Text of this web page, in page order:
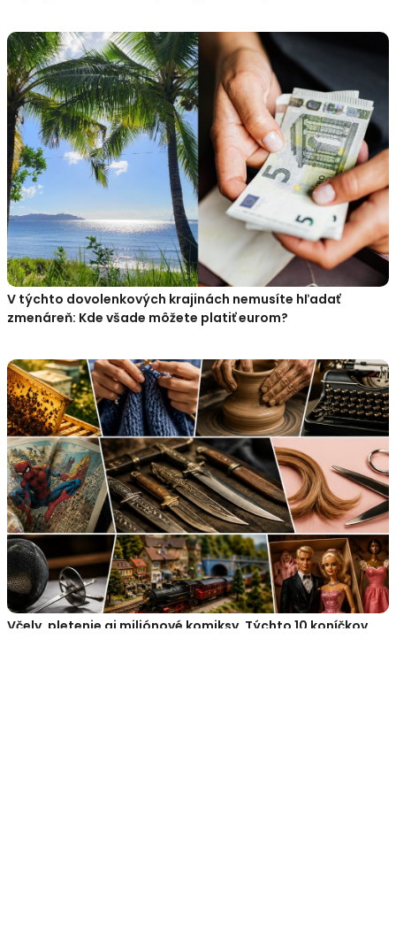
V týchto dovolenkových krajinách nemusíte hľadať
zmenáreň: Kde všade môžete platiť eurom?
Včely, pletenie aj miliónové komiksy. Týchto 10 koníčkov